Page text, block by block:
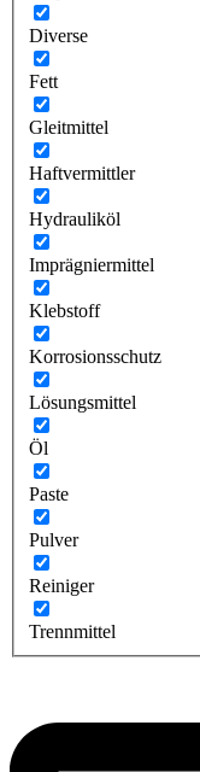
Diverse
Fett
Gleitmittel
Haftvermittler
Hydrauliköl
Imprägniermittel
Klebstoff
Korrosionsschutz
Lösungsmittel
Öl
Paste
Pulver
Reiniger
Trennmittel